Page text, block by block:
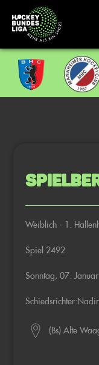
Weiblich - 1.
Spiel 2492
Sonntag, 07.
Schiedsrichter:
(Bs) Alte